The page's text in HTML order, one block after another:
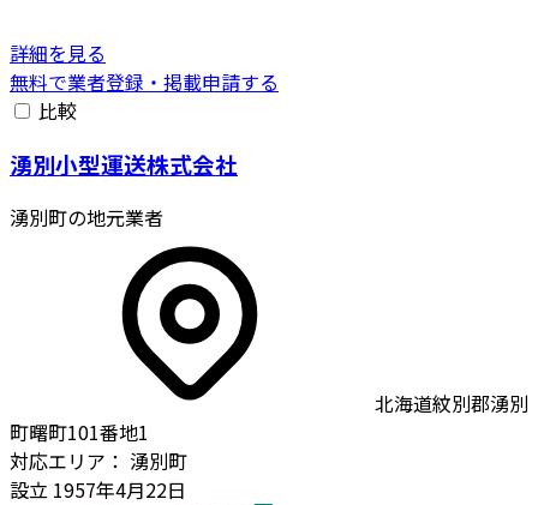
詳細を見る
無料で業者登録・掲載申請する
比較
湧別小型運送株式会社
湧別町の地元業者
北海道紋別郡湧別
町曙町101番地1
対応エリア： 湧別町
設立 1957年4月22日